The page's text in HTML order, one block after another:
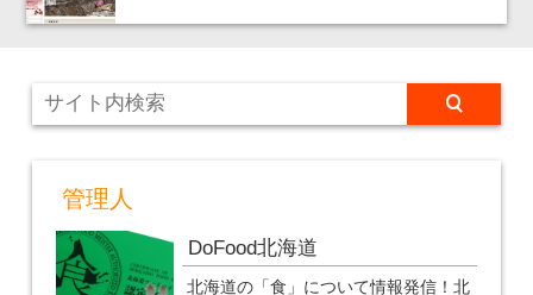
管理人
DoFood北海道
北海道の「食」について情報発信！北